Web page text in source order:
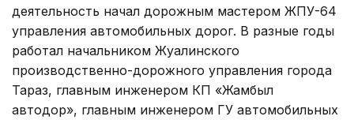
деятельность начал дорожным мастером ЖПУ-64
управления автомобильных дорог. В разные годы
работал начальником Жуалинского
производственно-дорожного управления города
Тараз, главным инженером КП «Жамбыл
автодор», главным инженером ГУ автомобильных